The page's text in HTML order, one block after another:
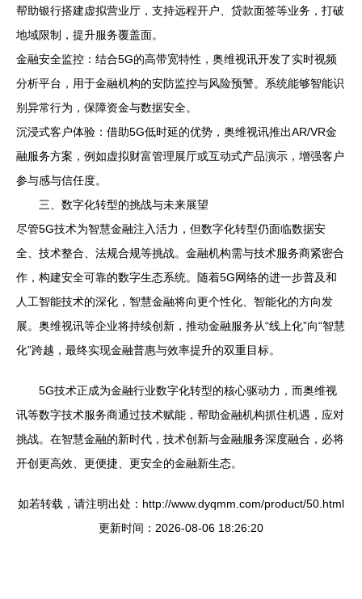
帮助银行搭建虚拟营业厅，支持远程开户、贷款面签等业务，打破
地域限制，提升服务覆盖面。
金融安全监控：结合5G的高带宽特性，奥维视讯开发了实时视频
分析平台，用于金融机构的安防监控与风险预警。系统能够智能识
别异常行为，保障资金与数据安全。
沉浸式客户体验：借助5G低时延的优势，奥维视讯推出AR/VR金
融服务方案，例如虚拟财富管理展厅或互动式产品演示，增强客户
参与感与信任度。
三、数字化转型的挑战与未来展望
尽管5G技术为智慧金融注入活力，但数字化转型仍面临数据安
全、技术整合、法规合规等挑战。金融机构需与技术服务商紧密合
作，构建安全可靠的数字生态系统。随着5G网络的进一步普及和
人工智能技术的深化，智慧金融将向更个性化、智能化的方向发
展。奥维视讯等企业将持续创新，推动金融服务从“线上化”向“智慧
化”跨越，最终实现金融普惠与效率提升的双重目标。
5G技术正成为金融行业数字化转型的核心驱动力，而奥维视
讯等数字技术服务商通过技术赋能，帮助金融机构抓住机遇，应对
挑战。在智慧金融的新时代，技术创新与金融服务深度融合，必将
开创更高效、更便捷、更安全的金融新生态。
如若转载，请注明出处：http://www.dyqmm.com/product/50.html
更新时间：2026-08-06 18:26:20